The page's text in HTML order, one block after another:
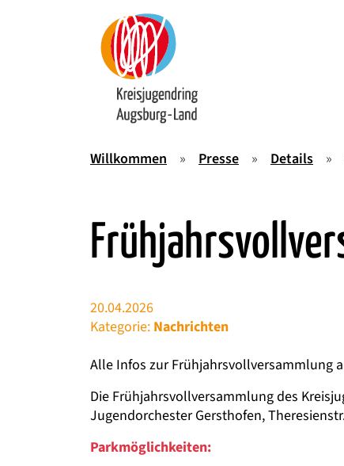
Springe zum Hauptinhalt der Seite
Willkommen » Presse » Details »
20.04.2026
Kategorie: Nachrichten
Alle Infos zur Frühjahrsvollversammlung
Die Frühjahrsvollversammlung des
Jugendorchester Gersthofen,
Parkmöglichkeiten: